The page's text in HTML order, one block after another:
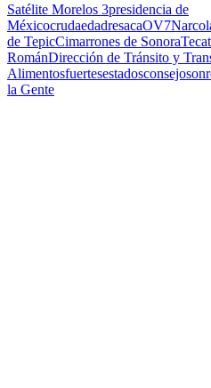
Satélite Morelos 3presidencia de
MéxicocrudaedadresacaOV7
de TepicCimarrones de Sonora
RománDirección de Tránsito y
Alimentosfuertesestadosconsejo
la Gente